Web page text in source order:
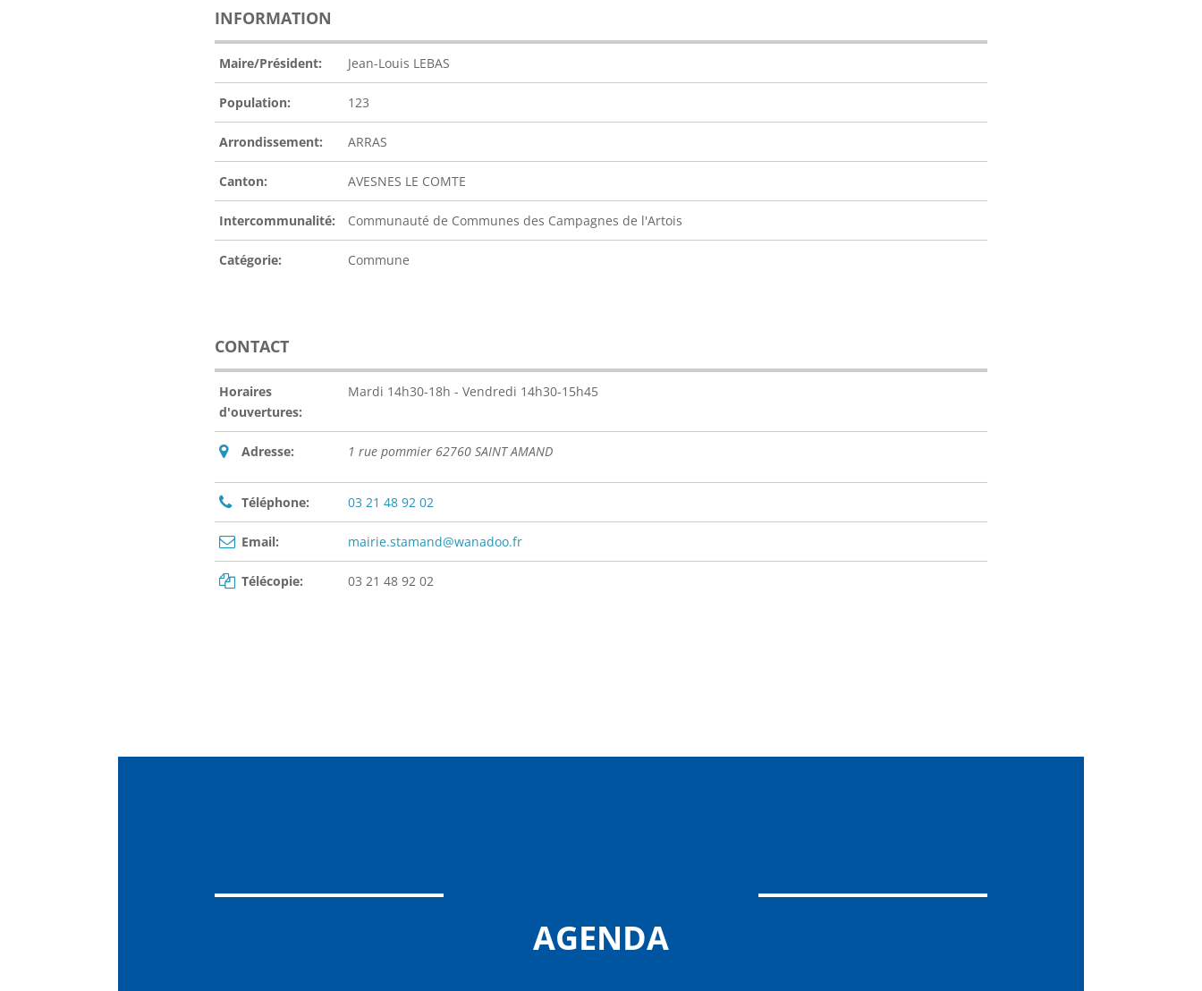
INFORMATION
Maire/Président: Jean-Louis LEBAS
Population: 123
Arrondissement: ARRAS
Canton: AVESNES LE COMTE
Intercommunalité: Communauté de Communes des Campagnes de l'Artois
Catégorie: Commune
CONTACT
Horaires
d'ouvertures:
Mardi 14h30-18h - Vendredi 14h30-15h45
Adresse: 1 rue pommier 62760 SAINT AMAND
Téléphone: 03 21 48 92 02
Email: mairie.stamand@wanadoo.fr
Télécopie: 03 21 48 92 02
AGENDA